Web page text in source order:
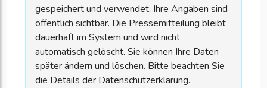
gespeichert und verwendet. Ihre Angaben sind
öffentlich sichtbar. Die Pressemitteilung bleibt
dauerhaft im System und wird nicht
automatisch gelöscht. Sie können Ihre Daten
später ändern und löschen. Bitte beachten Sie
die Details der Datenschutzerklärung.